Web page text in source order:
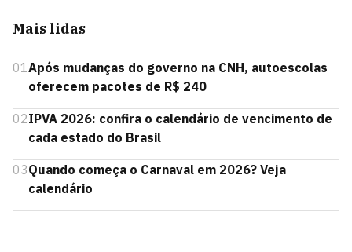
Mais lidas
01Após mudanças do governo na CNH, autoescolas
oferecem pacotes de R$ 240
02IPVA 2026: confira o calendário de vencimento de
cada estado do Brasil
03Quando começa o Carnaval em 2026? Veja
calendário